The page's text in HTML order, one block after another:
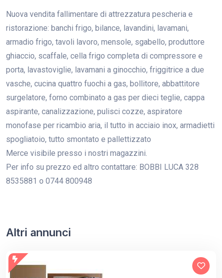
Nuova vendita fallimentare di attrezzatura pescheria e
ristorazione: banchi frigo, bilance, lavandini, lavamani,
armadio frigo, tavoli lavoro, mensole, sgabello, produttore
ghiaccio, scaffale, cella frigo completa di compressore e
porta, lavastoviglie, lavamani a ginocchio, friggitrice a due
vasche, cucina quattro fuochi a gas, bollitore, abbattitore
surgelatore, forno combinato a gas per dieci teglie, cappa
aspirante, canalizzazione, pulisci cozze, aspiratore
monofase per ricambio aria, il tutto in acciaio inox, armadietti
spogliatoio, tutto smontato e pallettizzato
Merce visibile presso i nostri magazzini.
Per info su prezzo ed altro contattare: BOBBI LUCA 328
8535881 o 0744 800948
Altri annunci